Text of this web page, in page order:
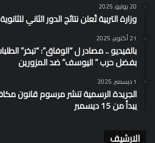
20 يوليو، 2025
وزارة التربية تُعلن نتائج الدور الثاني
21 أكتوبر، 2025
بالفيديو .. مصادر ل “الوفاق”: “تبخر”
بفضل حرب ” اليوسف” ضد المزورين
1 ديسمبر، 2025
الجريدة الرسمية تنشر مرسوم قانون
يبدأ من 15 ديسمبر
الارشيف